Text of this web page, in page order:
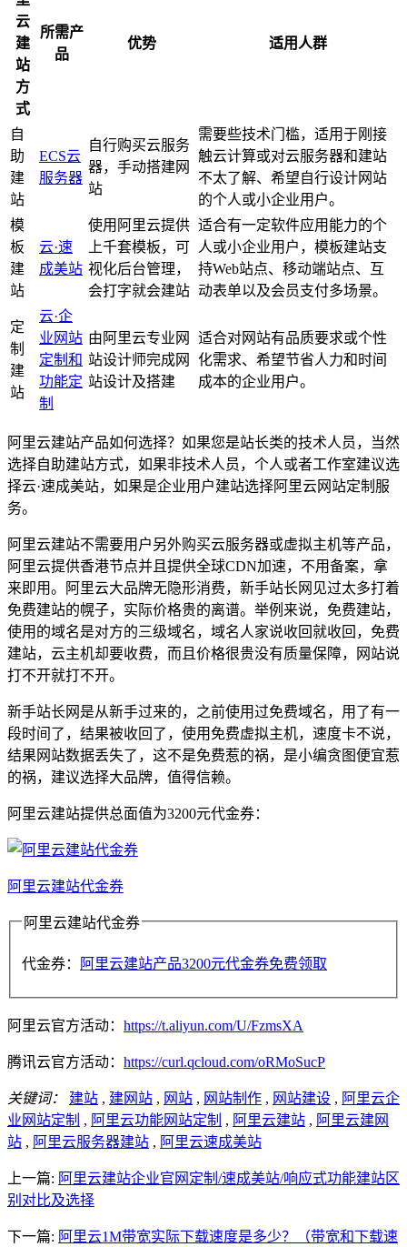
云
建
站
方
式
所需产
品
优势 适用人群
自
助
建
站
ECS云
服务器
自行购买云服务
器，手动搭建网
站
需要些技术门槛，适用于刚接
触云计算或对云服务器和建站
不太了解、希望自行设计网站
的个人或小企业用户。
模
板
建
站
云·速
成美站
使用阿里云提供
上千套模板，可
视化后台管理，
会打字就会建站
适合有一定软件应用能力的个
人或小企业用户，模板建站支
持Web站点、移动端站点、互
动表单以及会员支付多场景。
定
制
建
站
云·企
业网站
定制和
功能定
制
由阿里云专业网
站设计师完成网
站设计及搭建
适合对网站有品质要求或个性
化需求、希望节省人力和时间
成本的企业用户。
阿里云建站产品如何选择？如果您是站长类的技术人员，当然
选择自助建站方式，如果非技术人员，个人或者工作室建议选
择云·速成美站，如果是企业用户建站选择阿里云网站定制服
务。
阿里云建站不需要用户另外购买云服务器或虚拟主机等产品，
阿里云提供香港节点并且提供全球CDN加速，不用备案，拿
来即用。阿里云大品牌无隐形消费，新手站长网见过太多打着
免费建站的幌子，实际价格贵的离谱。举例来说，免费建站，
使用的域名是对方的三级域名，域名人家说收回就收回，免费
建站，云主机却要收费，而且价格很贵没有质量保障，网站说
打不开就打不开。
新手站长网是从新手过来的，之前使用过免费域名，用了有一
段时间了，结果被收回了，使用免费虚拟主机，速度卡不说，
结果网站数据丢失了，这不是免费惹的祸，是小编贪图便宜惹
的祸，建议选择大品牌，值得信赖。
阿里云建站提供总面值为3200元代金券：
阿里云建站代金券
阿里云建站代金券
代金券： 阿里云建站产品3200元代金券免费领取
阿里云官方活动： https://t.aliyun.com/U/FzmsXA
腾讯云官方活动： https://curl.qcloud.com/oRMoSucP
关键词： 建站 , 建网站 , 网站 , 网站制作 , 网站建设 , 阿里云企
业网站定制 , 阿里云功能网站定制 , 阿里云建站 , 阿里云建网
站 , 阿里云服务器建站 , 阿里云速成美站
上一篇: 阿里云建站企业官网定制/速成美站/响应式功能建站区
别对比及选择
下一篇: 阿里云1M带宽实际下载速度是多少？（带宽和下载速